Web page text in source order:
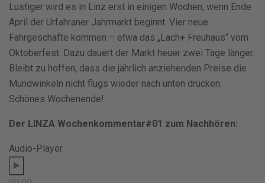
Lustiger wird es in Linz erst in einigen Wochen, wenn Ende
April der Urfahraner Jahrmarkt beginnt. Vier neue
Fahrgeschäfte kommen – etwa das „Lach+ Freuhaus“ vom
Oktoberfest. Dazu dauert der Markt heuer zwei Tage länger.
Bleibt zu hoffen, dass die jährlich anziehenden Preise die
Mundwinkeln nicht flugs wieder nach unten drücken.
Schönes Wochenende!
Der LINZA Wochenkommentar#01 zum Nachhören:
Audio-Player